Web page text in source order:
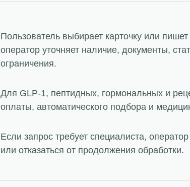
Пользователь выбирает карточку или
оператор уточняет наличие, документы,
ограничения.
Для GLP-1, пептидных, гормональных и
оплаты, автоматического подбора и
Если запрос требует специалиста,
или отказаться от продолжения обработки.